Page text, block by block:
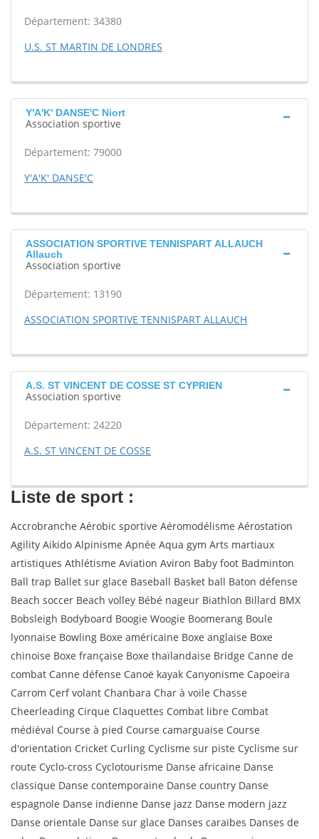
Département: 34380
U.S. ST MARTIN DE LONDRES
Y'A'K' DANSE'C Niort
Association sportive
Département: 79000
Y'A'K' DANSE'C
ASSOCIATION SPORTIVE TENNISPART ALLAUCH
Allauch
Association sportive
Département: 13190
ASSOCIATION SPORTIVE TENNISPART ALLAUCH
A.S. ST VINCENT DE COSSE ST CYPRIEN
Association sportive
Département: 24220
A.S. ST VINCENT DE COSSE
Liste de sport :
Accrobranche Aérobic sportive Aéromodélisme Aérostation
Agility Aikido Alpinisme Apnée Aqua gym Arts martiaux
artistiques Athlétisme Aviation Aviron Baby foot Badminton
Ball trap Ballet sur glace Baseball Basket ball Baton défense
Beach soccer Beach volley Bébé nageur Biathlon Billard BMX
Bobsleigh Bodyboard Boogie Woogie Boomerang Boule
lyonnaise Bowling Boxe américaine Boxe anglaise Boxe
chinoise Boxe française Boxe thaïlandaise Bridge Canne de
combat Canne défense Canoë kayak Canyonisme Capoeira
Carrom Cerf volant Chanbara Char à voile Chasse
Cheerleading Cirque Claquettes Combat libre Combat
médiéval Course à pied Course camarguaise Course
d'orientation Cricket Curling Cyclisme sur piste Cyclisme sur
route Cyclo-cross Cyclotourisme Danse africaine Danse
classique Danse contemporaine Danse country Danse
espagnole Danse indienne Danse jazz Danse modern jazz
Danse orientale Danse sur glace Danses caraïbes Danses de